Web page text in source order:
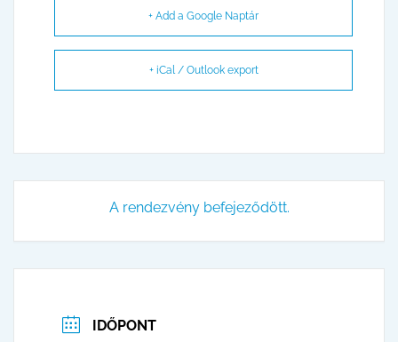
+ Add a Google Naptár
+ iCal / Outlook export
A rendezvény befejeződött.
IDŐPONT